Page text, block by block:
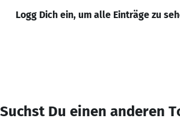
Logg Dich ein, um alle Einträge zu
Suchst Du einen anderen